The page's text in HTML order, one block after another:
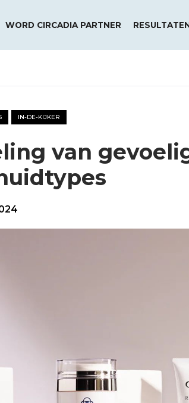
WORD CIRCADIA PARTNER
IN-DE-KIJKER
van